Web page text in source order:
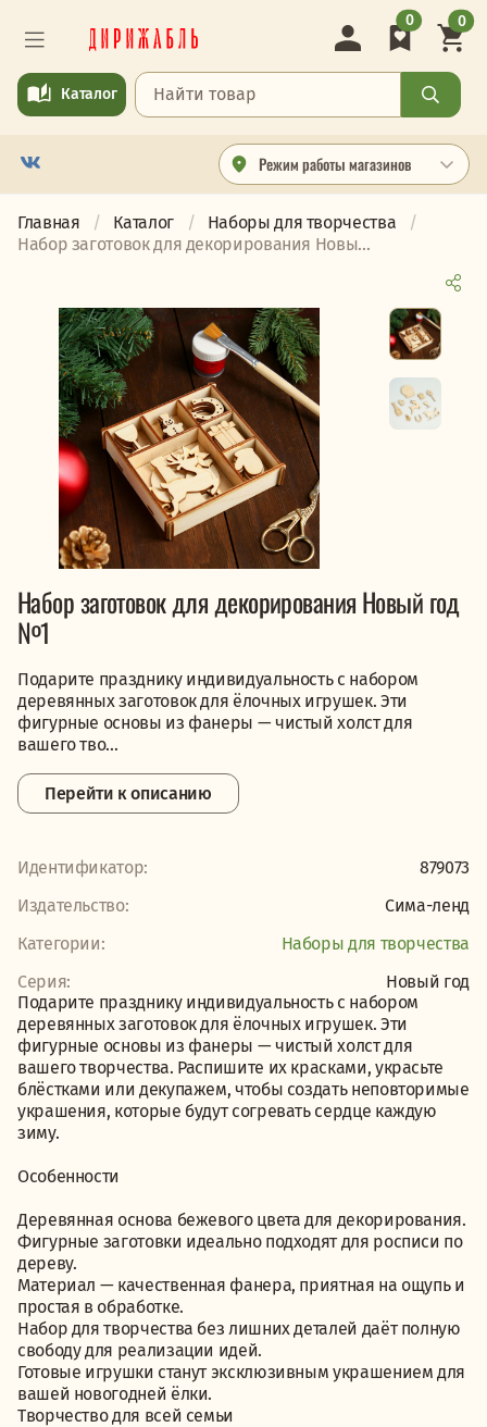
Режим работы магазинов
Каталог
0 0
Главная Каталог
Наборы для творчества
Набор заготовок для декорирования Новы...
Набор заготовок для декорирования Новый год
№1
Подарите празднику индивидуальность с набором
деревянных заготовок для ёлочных игрушек. Эти
фигурные основы из фанеры — чистый холст для
вашего тво...
Перейти к описанию
Идентификатор:
879073
Издательство:
Сима-ленд
Категории:
Наборы для творчества
Серия:
Новый год
Подарите празднику индивидуальность с набором
деревянных заготовок для ёлочных игрушек. Эти
фигурные основы из фанеры — чистый холст для
вашего творчества. Распишите их красками, украсьте
блёстками или декупажем, чтобы создать неповторимые
украшения, которые будут согревать сердце каждую
зиму.
Особенности
Деревянная основа бежевого цвета для декорирования.
Фигурные заготовки идеально подходят для росписи по
дереву.
Материал — качественная фанера, приятная на ощупь и
простая в обработке.
Набор для творчества без лишних деталей даёт полную
свободу для реализации идей.
Готовые игрушки станут эксклюзивным украшением для
вашей новогодней ёлки.
Творчество для всей семьи